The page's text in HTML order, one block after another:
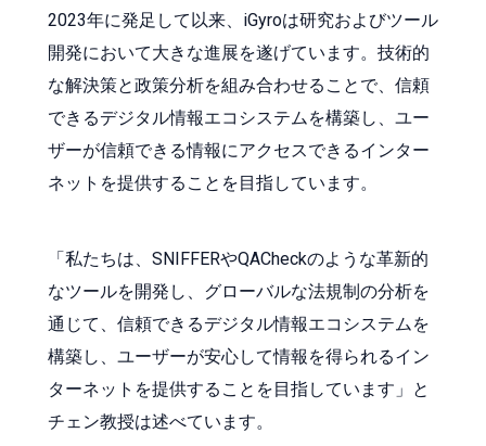
2023年に発足して以来、iGyroは研究およびツール
開発において大きな進展を遂げています。技術的
な解決策と政策分析を組み合わせることで、信頼
できるデジタル情報エコシステムを構築し、ユー
ザーが信頼できる情報にアクセスできるインター
ネットを提供することを目指しています。
「私たちは、SNIFFERやQACheckのような革新的
なツールを開発し、グローバルな法規制の分析を
通じて、信頼できるデジタル情報エコシステムを
構築し、ユーザーが安心して情報を得られるイン
ターネットを提供することを目指しています」と
チェン教授は述べています。